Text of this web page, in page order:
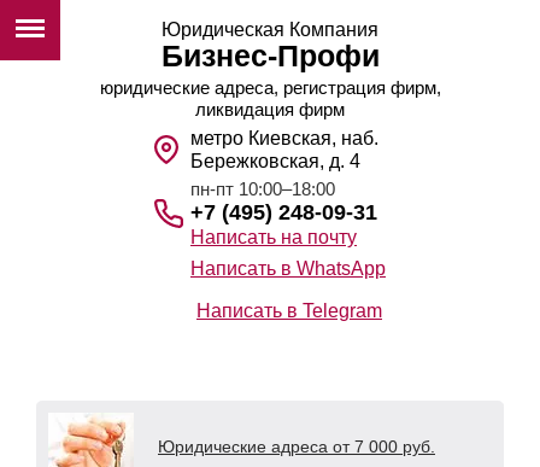
Юридическая Компания
Бизнес-Профи
юридические адреса, регистрация фирм,
ликвидация фирм
метро Киевская, наб.
Бережковская, д. 4
пн-пт 10:00–18:00
+7 (495) 248-09-31
Написать на почту
Написать в WhatsApp
Написать в Telegram
Юридические адреса от 7 000 руб.